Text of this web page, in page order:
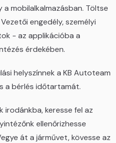
mobilalkalmazásban. Töltse
engedély, személyi
- az applikációba a
érdekében.
helyszínnek a KB Autoteam
a bérlés időtartamát.
irodánkba, keresse fel az
ellenőrizhesse
át a járművet, kövesse az